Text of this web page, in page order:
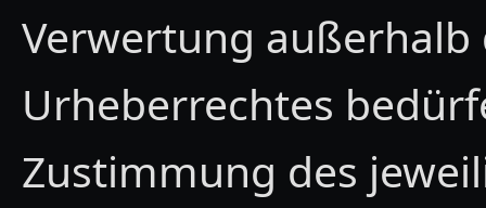
Verwertung außerhalb
Urheberrechtes
Zustimmung des